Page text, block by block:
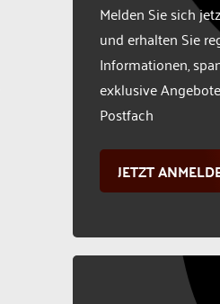
Melden Sie sich
und erhalten Sie
Informationen,
exklusive
Postfach
JETZT